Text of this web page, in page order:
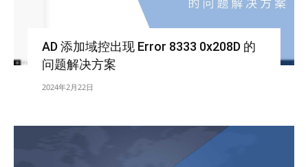
AD 添加域控出现 Error 8333 0x208D 的
问题解决方案
2024年2月22日